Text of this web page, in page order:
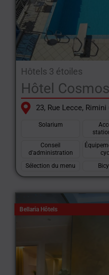
Hôtels 3 étoiles
Hôtel
23, Rue Lecce, Rimini
Solarium
Conseil
d'administration
Sélection du menu
Bellaria Hôtels